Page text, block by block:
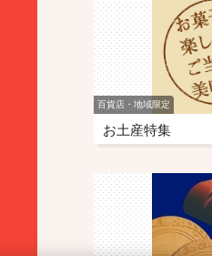
百貨店・地域限定
お土産特集